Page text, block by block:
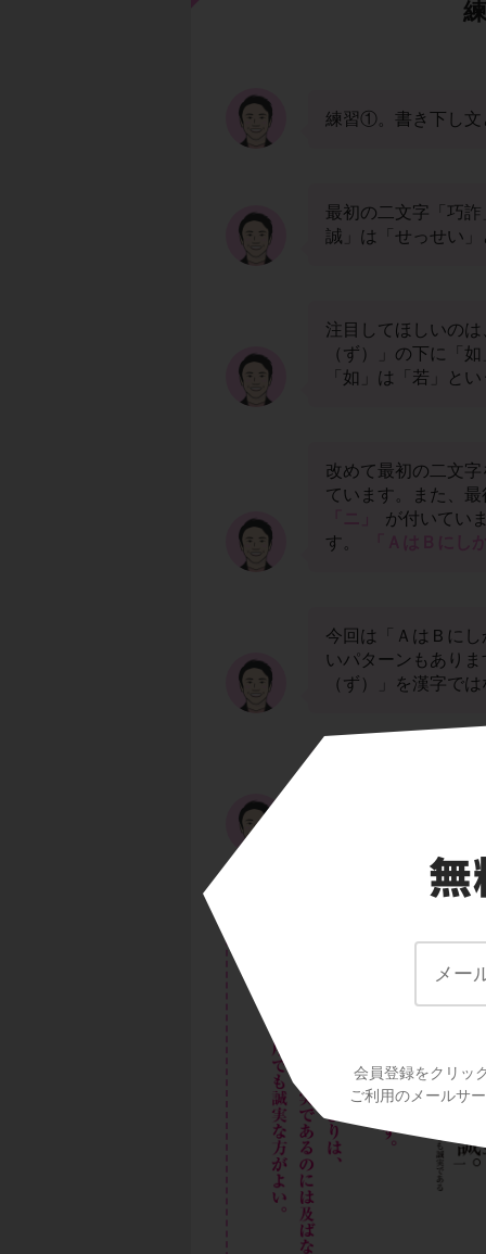
会員登録をクリッ
ご利用のメールサ
練習①。書き下し文
最初の二文字「巧
誠」は「せっせい
注目してほしいの
（ず）」の下に「
「如」は「若」と
改めて最初の二文
ています。また、
が付いてい
す。
今回は「ＡはＢに
いパターンもあり
（ず）」を漢字で